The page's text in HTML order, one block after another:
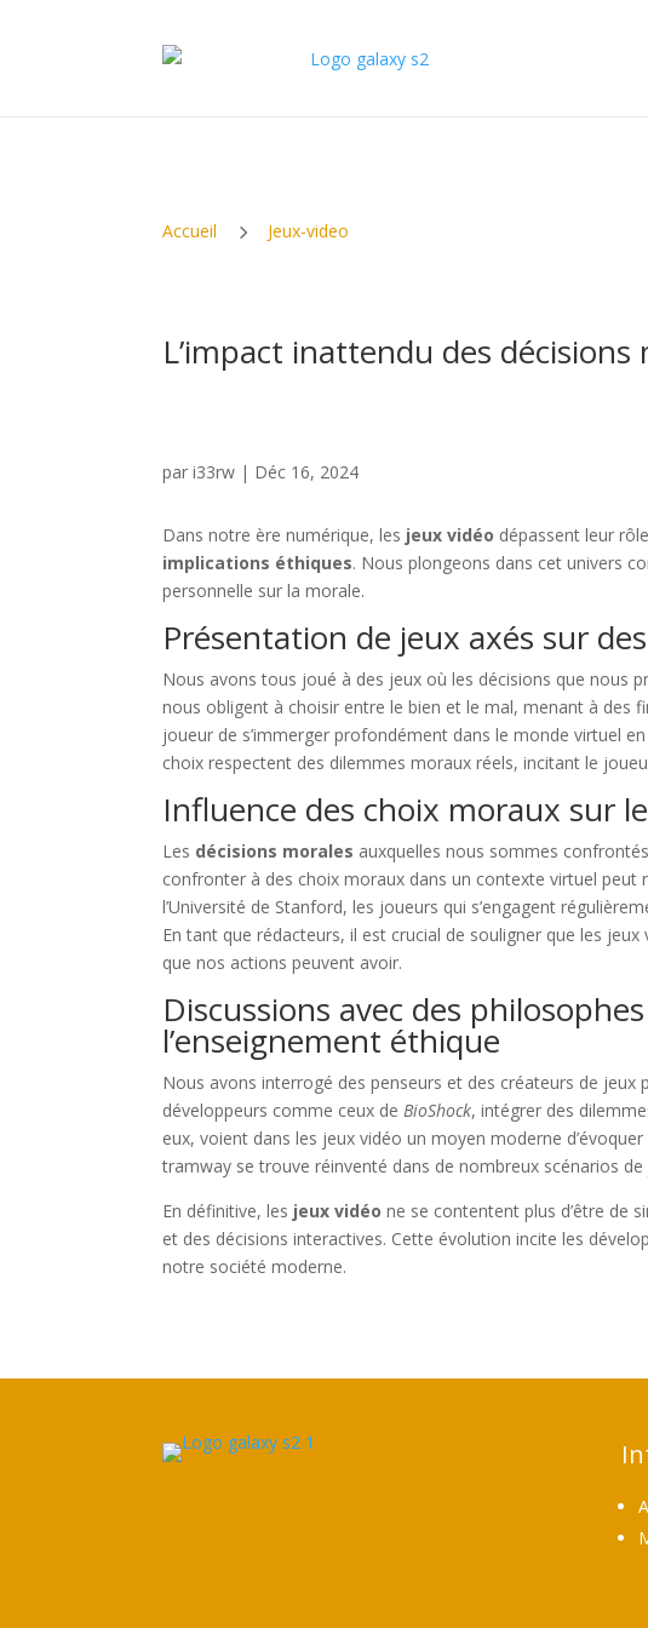
Accueil 5 Jeux-video
L’impact inattendu des
pari33rw | Déc 16, 2024
Dans notre ère numérique, les jeux vidéo dépassent leur
implications éthiques. Nous plongeons dans cet univers
personnelle sur la morale.
Présentation de jeux axés sur
Nous avons tous joué à des jeux où les décisions que nous
nous obligent à choisir entre le bien et le mal, menant à des
joueur de s’immerger profondément dans le monde virtuel
choix respectent des dilemmes moraux réels, incitant le
Influence des choix moraux sur
Les décisions morales auxquelles nous sommes
confronter à des choix moraux dans un contexte virtuel
l’Université de Stanford, les joueurs qui s’engagent
En tant que rédacteurs, il est crucial de souligner que les
que nos actions peuvent avoir.
Discussions avec des
l’enseignement éthique
Nous avons interrogé des penseurs et des créateurs de
développeurs comme ceux deBioShock, intégrer des
eux, voient dans les jeux vidéo un moyen moderne
tramway se trouve réinventé dans de nombreux scénarios
En définitive, les jeux vidéo ne se contentent plus d’être de
et des décisions interactives. Cette évolution incite les
notre société moderne.